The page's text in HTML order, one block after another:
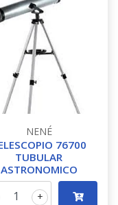
NENÉ
76700
TUBULAR
ASTRONOMICO
+